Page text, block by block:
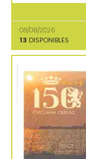
08/08/2026
13 DISPONIBLES